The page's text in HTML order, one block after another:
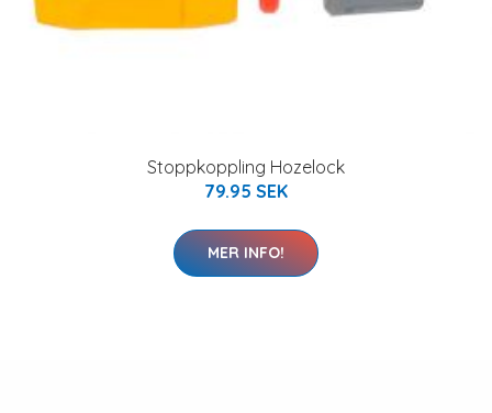
Stoppkoppling Hozelock
79.95 SEK
MER INFO!